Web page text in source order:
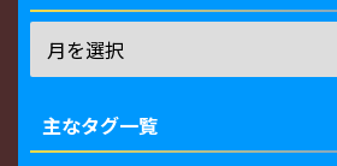
主なタグ一覧